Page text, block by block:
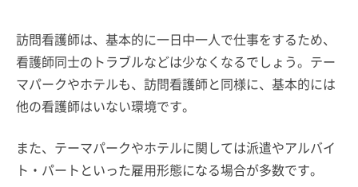
訪問看護師は、基本的に一日中一人で仕事をするため、
看護師同士のトラブルなどは少なくなるでしょう。テー
マパークやホテルも、訪問看護師と同様に、基本的には
他の看護師はいない環境です。
また、テーマパークやホテルに関しては派遣やアルバイ
ト・パートといった雇用形態になる場合が多数です。